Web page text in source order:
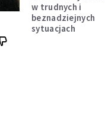
w trudnych i
beznadziejnych
sytuacjach